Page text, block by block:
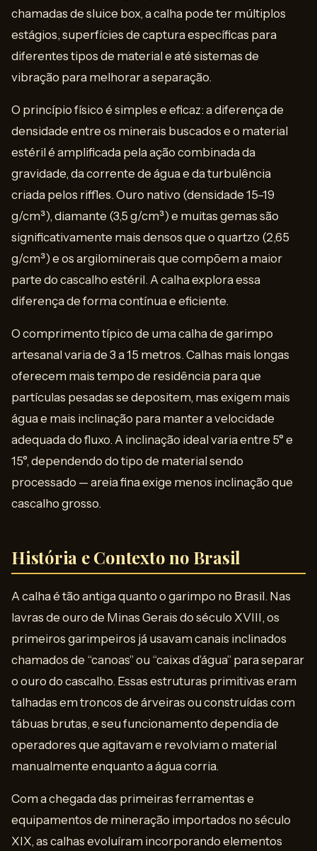
chamadas de sluice box, a calha pode ter múltiplos
estágios, superfícies de captura específicas para
diferentes tipos de material e até sistemas de
vibração para melhorar a separação.
O princípio físico é simples e eficaz: a diferença de
densidade entre os minerais buscados e o material
estéril é amplificada pela ação combinada da
gravidade, da corrente de água e da turbulência
criada pelos riffles. Ouro nativo (densidade 15–19
g/cm³), diamante (3,5 g/cm³) e muitas gemas são
significativamente mais densos que o quartzo (2,65
g/cm³) e os argilominerais que compõem a maior
parte do cascalho estéril. A calha explora essa
diferença de forma contínua e eficiente.
O comprimento típico de uma calha de garimpo
artesanal varia de 3 a 15 metros. Calhas mais longas
oferecem mais tempo de residência para que
partículas pesadas se depositem, mas exigem mais
água e mais inclinação para manter a velocidade
adequada do fluxo. A inclinação ideal varia entre 5° e
15°, dependendo do tipo de material sendo
processado — areia fina exige menos inclinação que
cascalho grosso.
História e Contexto no Brasil
A calha é tão antiga quanto o garimpo no Brasil. Nas
lavras de ouro de Minas Gerais do século XVIII, os
primeiros garimpeiros já usavam canais inclinados
chamados de “canoas” ou “caixas d’água” para separar
o ouro do cascalho. Essas estruturas primitivas eram
talhadas em troncos de árveiras ou construídas com
tábuas brutas, e seu funcionamento dependia de
operadores que agitavam e revolviam o material
manualmente enquanto a água corria.
Com a chegada das primeiras ferramentas e
equipamentos de mineração importados no século
XIX, as calhas evoluíram incorporando elementos